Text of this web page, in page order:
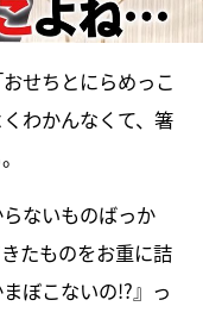
せちとにらめっこ
わかんなくて、箸
ないものばっか
たものをお重に詰
ぼこないの!?』っ